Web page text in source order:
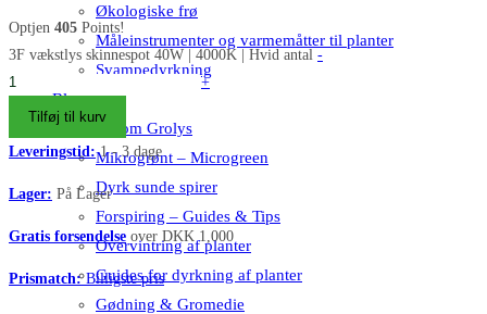
Økologiske frø
Måleinstrumenter og varmemåtter til planter
Svampedyrkning
Blog
Alt om Grolys
Mikrogrønt – Microgreen
Dyrk sunde spirer
Forspiring – Guides & Tips
Overvintring af planter
Guides for dyrkning af planter
Gødning & Gromedie
Optjen 405 Points!
3F vækstlys skinnespot 40W | 4000K | Hvid antal -
+
Tilføj til kurv
Leveringstid:1 - 3 dage
Lager: På Lager
Gratis forsendelse over DKK 1,000
Prismatch:Billigste pris